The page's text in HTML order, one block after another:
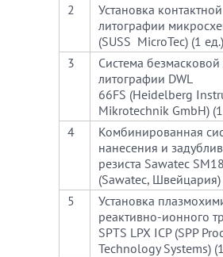
2
Установка контактной
литографии
(SUSS MicroTec) (1 ед.)
3
Система
литографии DWL
66FS (Heidelberg
Mikrotechnik GmbH)
4
Комбинированная
нанесения и
резиста Sawatec
(Sawatec, Швейцария)
5
Установка
реактивно-ионного
SPTS LPX ICP (SPP
Technology Systems)